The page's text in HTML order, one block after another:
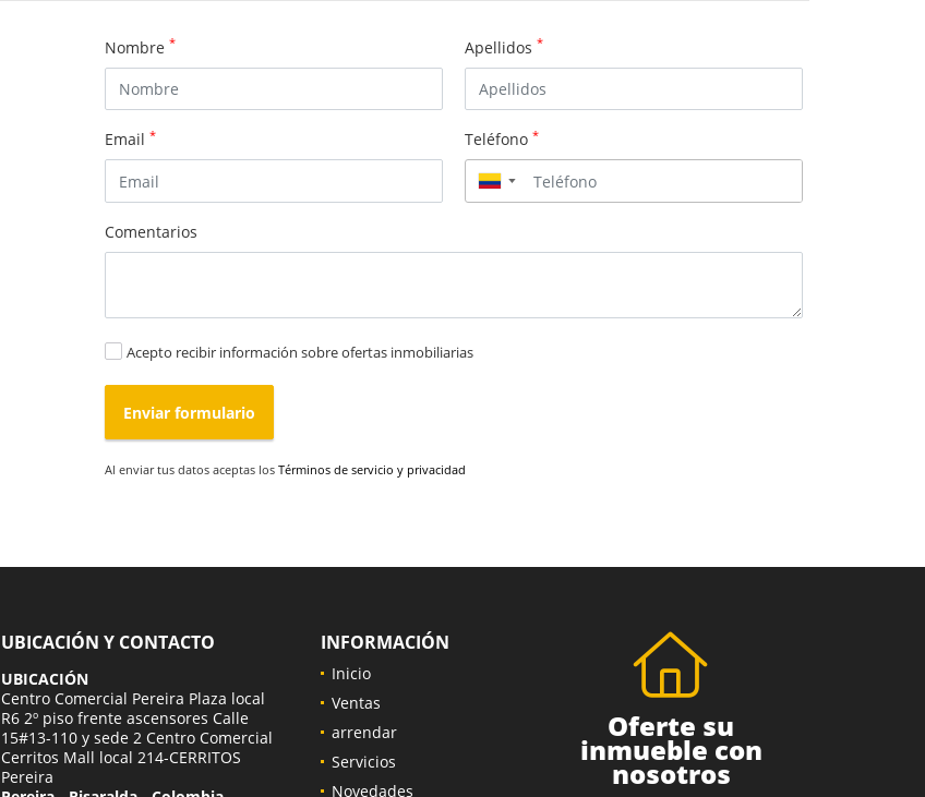
Nombre * Apellidos *
Email * Teléfono *
▼
Comentarios
Acepto recibir información sobre ofertas inmobiliarias
Enviar formulario
Al enviar tus datos aceptas los Términos de servicio y privacidad
UBICACIÓN Y CONTACTO
UBICACIÓN
Centro Comercial Pereira Plaza local
R6 2º piso frente ascensores Calle
15#13-110 y sede 2 Centro Comercial
Cerritos Mall local 214-CERRITOS
Pereira
INFORMACIÓN
Inicio
Ventas
arrendar
Servicios
Novedades
Oferte su
inmueble con
nosotros